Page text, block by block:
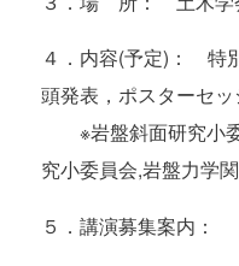
４．内容(予定)： 特
頭発表，ポスターセッ
※岩盤斜面研究小委
究小委員会,岩盤力学
５．講演募集案内：